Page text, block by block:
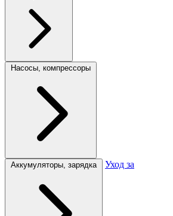
Насосы, компрессоры
Аккумуляторы, зарядка Уход за